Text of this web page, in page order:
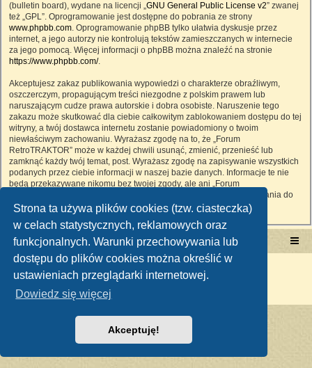
Strona ta używa plików cookies (tzw. ciasteczka)
w celach statystycznych, reklamowych oraz
funkcjonalnych. Warunki przechowywania lub
dostępu do plików cookies można określić w
ustawieniach przeglądarki internetowej.
Dowiedz się więcej
Akceptuję!
(bulletin board), wydane na licencji „GNU General Public License v2” zwanej
też „GPL”. Oprogramowanie jest dostępne do pobrania ze strony
www.phpbb.com. Oprogramowanie phpBB tylko ułatwia dyskusje przez
internet, a jego autorzy nie kontrolują tekstów zamieszczanych w internecie
za jego pomocą. Więcej informacji o phpBB można znaleźć na stronie
https://www.phpbb.com/.
Akceptujesz zakaz publikowania wypowiedzi o charakterze obraźliwym,
oszczerczym, propagującym treści niezgodne z polskim prawem lub
naruszającym cudze prawa autorskie i dobra osobiste. Naruszenie tego
zakazu może skutkować dla ciebie całkowitym zablokowaniem dostępu do tej
witryny, a twój dostawca internetu zostanie powiadomiony o twoim
niewłaściwym zachowaniu. Wyrażasz zgodę na to, że „Forum
RetroTRAKTOR” może w każdej chwili usunąć, zmienić, przenieść lub
zamknąć każdy twój temat, post. Wyrażasz zgodę na zapisywanie wszystkich
podanych przez ciebie informacji w naszej bazie danych. Informacje te nie
będą przekazywane nikomu bez twojej zgody, ale ani „Forum
RetroTRAKTOR”, ani phpBB nie ponosi odpowiedzialności za włamania do
witryny, podczas których może dojść do kradzieży danych.
Portal RetroTRAKTOR.pl retrotraktor.pl/forum
Technologię dostarcza
Polski pakiet językowy dostarczaphpBB.pl
Zasady ochrony danych osobowych